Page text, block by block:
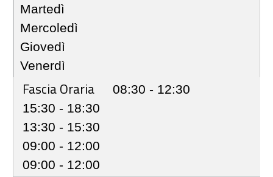
Martedì
Mercoledì
Giovedì
Venerdì
Fascia Oraria
08:30 - 12:30
15:30 - 18:30
13:30 - 15:30
09:00 - 12:00
09:00 - 12:00